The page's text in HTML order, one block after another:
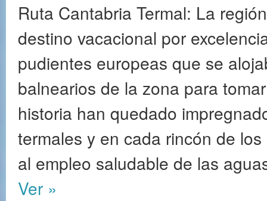
Ruta Cantabria Termal: La
destino vacacional por
pudientes europeas que se
balnearios de la zona para
historia han quedado
termales y en cada rincón de
al empleo saludable de las
Ver »